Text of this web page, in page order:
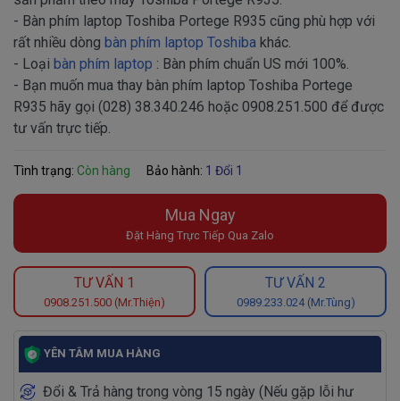
- Bàn phím laptop Toshiba Portege R935 cũng phù hợp với
rất nhiều dòng bàn phím laptop Toshiba khác.
- Loại bàn phím laptop : Bàn phím chuẩn US mới 100%.
- Bạn muốn mua thay bàn phím laptop Toshiba Portege
R935 hãy gọi (028) 38.340.246 hoặc 0908.251.500 để được
tư vấn trực tiếp.
Tình trạng: Còn hàng Bảo hành: 1 Đổi 1
Mua Ngay
Đặt Hàng Trực Tiếp Qua Zalo
TƯ VẤN 1
0908.251.500 (Mr.Thiện)
TƯ VẤN 2
0989.233.024 (Mr.Tùng)
YÊN TÂM MUA HÀNG
Đổi & Trả hàng trong vòng 15 ngày (Nếu gặp lỗi hư